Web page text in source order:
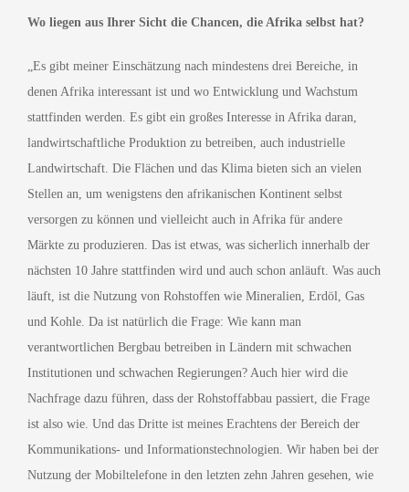
Wo liegen aus Ihrer Sicht die Chancen, die Afrika selbst hat?
„Es gibt meiner Einschätzung nach mindestens drei Bereiche, in
denen Afrika interessant ist und wo Entwicklung und Wachstum
stattfinden werden. Es gibt ein großes Interesse in Afrika daran,
landwirtschaftliche Produktion zu betreiben, auch industrielle
Landwirtschaft. Die Flächen und das Klima bieten sich an vielen
Stellen an, um wenigstens den afrikanischen Kontinent selbst
versorgen zu können und vielleicht auch in Afrika für andere
Märkte zu produzieren. Das ist etwas, was sicherlich innerhalb der
nächsten 10 Jahre stattfinden wird und auch schon anläuft. Was auch
läuft, ist die Nutzung von Rohstoffen wie Mineralien, Erdöl, Gas
und Kohle. Da ist natürlich die Frage: Wie kann man
verantwortlichen Bergbau betreiben in Ländern mit schwachen
Institutionen und schwachen Regierungen? Auch hier wird die
Nachfrage dazu führen, dass der Rohstoffabbau passiert, die Frage
ist also wie. Und das Dritte ist meines Erachtens der Bereich der
Kommunikations- und Informationstechnologien. Wir haben bei der
Nutzung der Mobiltelefone in den letzten zehn Jahren gesehen, wie